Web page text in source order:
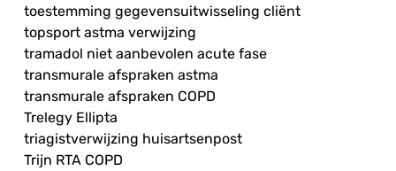
toestemming gegevensuitwisseling cliënt
topsport astma verwijzing
tramadol niet aanbevolen acute fase
transmurale afspraken astma
transmurale afspraken COPD
Trelegy Ellipta
triagistverwijzing huisartsenpost
Trijn RTA COPD